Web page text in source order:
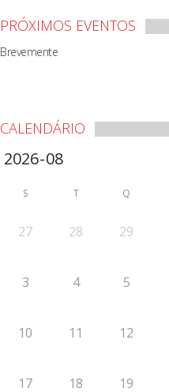
PRÓXIMOS EVENTOS
Brevemente
CALENDÁRIO
S T Q
27 28 29
3 4 5
10 11 12
17 18 19